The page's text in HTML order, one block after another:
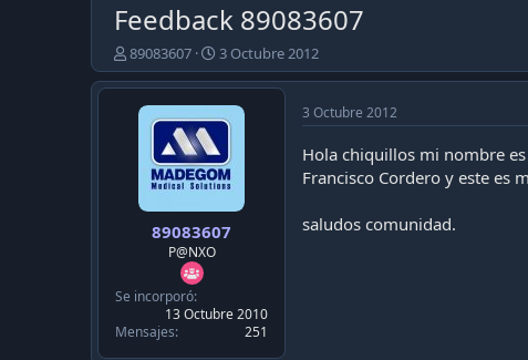
Feedback 89083607
E
m
p
89083607
F
e
c
h
d
e
p
u
b
a
3 Octubre 2012
89083607
P@NXO
Se incorporó
13 Octubre 2010
Mensajes
251
3 Octubre 2012
Hola chiquillos mi nombre es
Francisco Cordero y este es
saludos comunidad.